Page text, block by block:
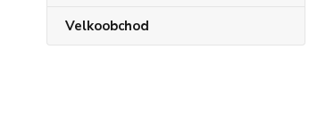
Velkoobchod